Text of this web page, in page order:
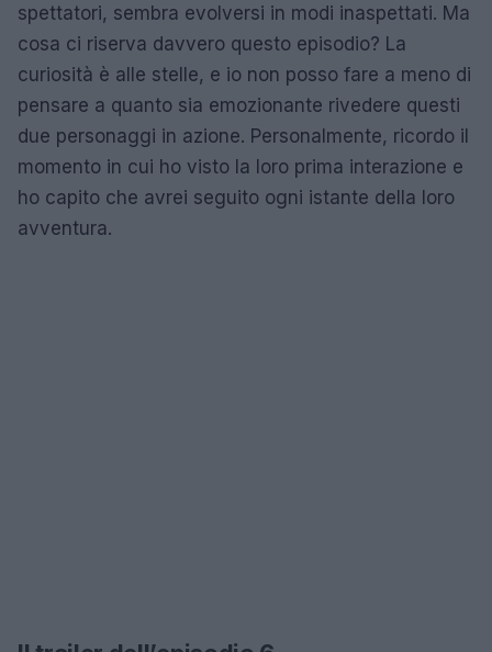
spettatori, sembra evolversi in modi inaspettati. Ma
cosa ci riserva davvero questo episodio? La
curiosità è alle stelle, e io non posso fare a meno di
pensare a quanto sia emozionante rivedere questi
due personaggi in azione. Personalmente, ricordo il
momento in cui ho visto la loro prima interazione e
ho capito che avrei seguito ogni istante della loro
avventura.